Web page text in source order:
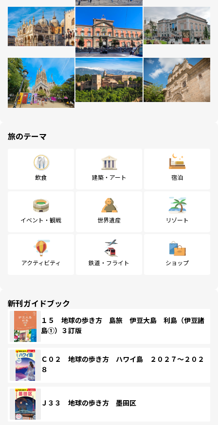
旅のテーマ
飲食 建築・アート 宿泊
イベント・観戦 世界遺産 リゾート
アクティビティ 鉄道・フライト ショップ
新刊ガイドブック
１５ 地球の歩き方 島旅 伊豆大島 利島（伊豆諸
島①）３訂版
Ｃ０２ 地球の歩き方 ハワイ島 ２０２７～２０２
８
Ｊ３３ 地球の歩き方 墨田区